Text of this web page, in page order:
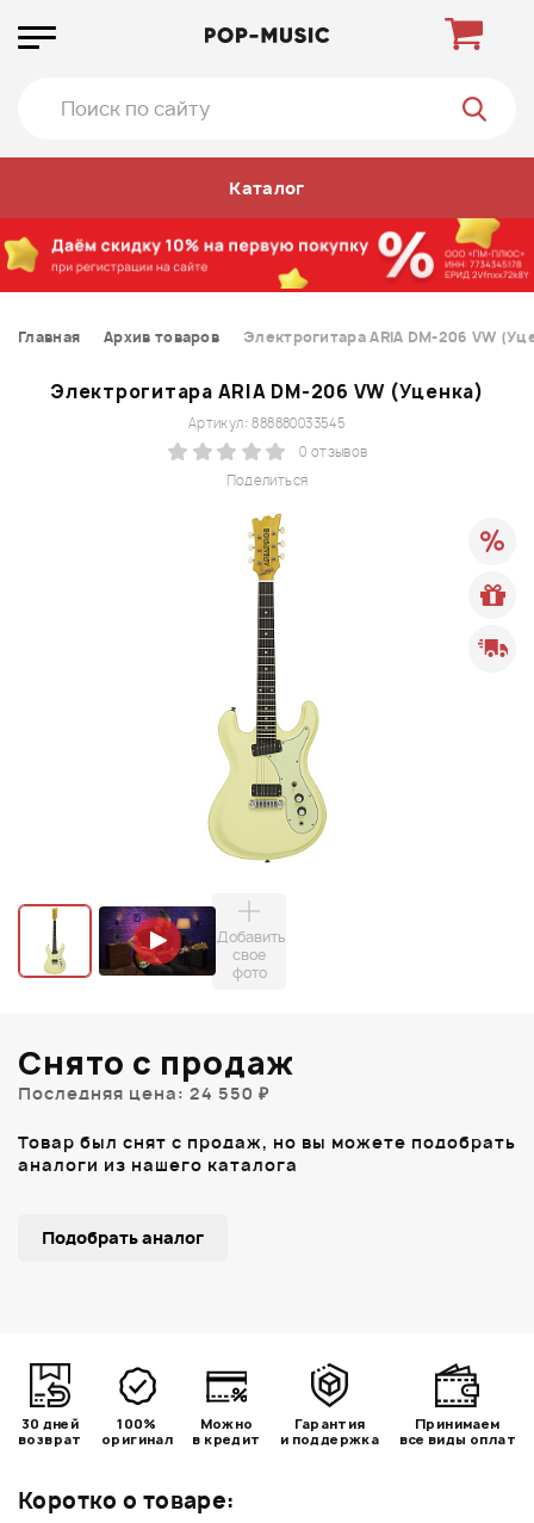
Каталог
Главная Архив товаров Электрогитара ARIA DM-206 VW
Электрогитара ARIA DM-206 VW (Уценка)
Поделиться
Артикул: 888880033545
0 отзывов
Добавить
свое
фото
Коротко о товаре:
Снято с продаж
Последняя цена: 24 550 ₽
Товар был снят с продаж, но вы можете подобрать
аналоги из нашего каталога
Подобрать аналог
30 дней
возврат
100%
оригинал
Можно
в кредит
Гарантия
и поддержка
Принимаем
все виды оплат